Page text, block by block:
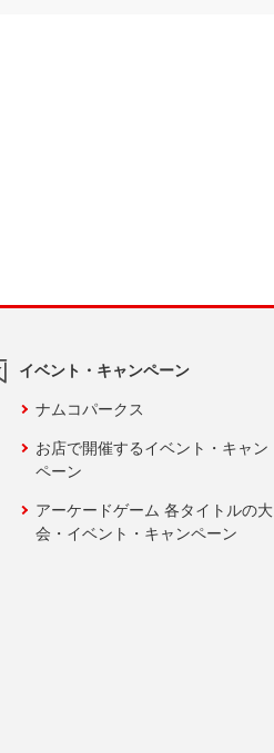
イベント・キャンペーン
ナムコパークス
お店で開催するイベント・キャン
ペーン
アーケードゲーム 各タイトルの大
会・イベント・キャンペーン